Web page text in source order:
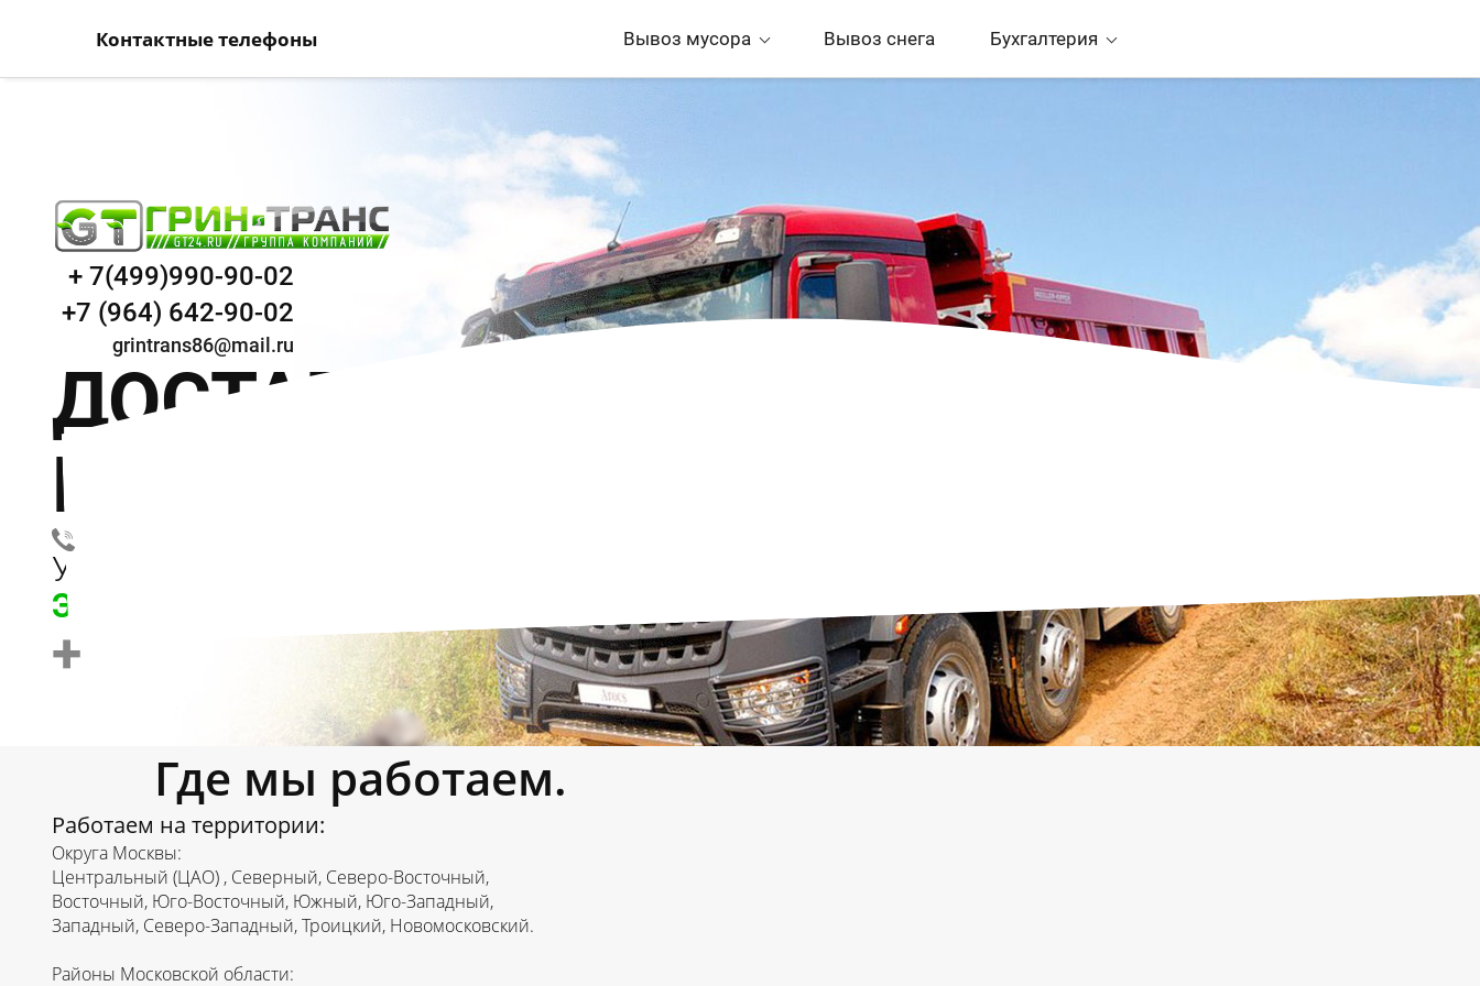
Контактные телефоны Вывоз мусора Вывоз снега Бухгалтерия
+ 7(499)990-90-02
+7 (964) 642-90-02
grintrans86@mail.ru
ДОСТАВКА
ЩЕБНЯ И ПЕСКА
УСЛУГИ
ЭКСКАВАТОРА JSB
+
Где мы работаем.
Работаем на территории:
Округа Москвы:
Центральный (ЦАО) , Северный, Северо-Восточный,
Восточный, Юго-Восточный, Южный, Юго-Западный,
Западный, Северо-Западный, Троицкий, Новомосковский.
Районы Московской области: